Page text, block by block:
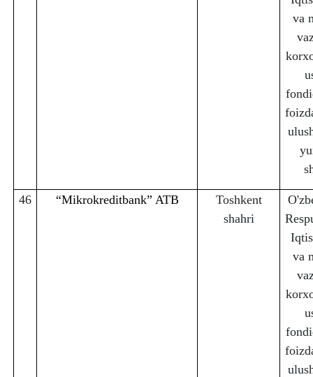
va
46 “Mikrokreditbank” ATB
Toshkent
shahri
va